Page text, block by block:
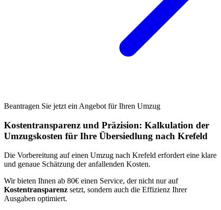
Beantragen Sie jetzt ein Angebot für Ihren Umzug
Kostentransparenz und Präzision: Kalkulation der
Umzugskosten für Ihre Übersiedlung nach Krefeld
Die Vorbereitung auf einen Umzug nach Krefeld erfordert eine klare
und genaue Schätzung der anfallenden Kosten.
Wir bieten Ihnen ab 80€ einen Service, der nicht nur auf
Kostentransparenz setzt, sondern auch die Effizienz Ihrer
Ausgaben optimiert.